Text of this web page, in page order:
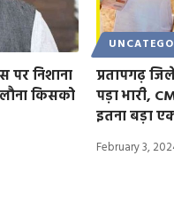
पर निशाना
किसको
प्रतापगढ़
पड़ा भारी,
इतना बड़ा
February 3,